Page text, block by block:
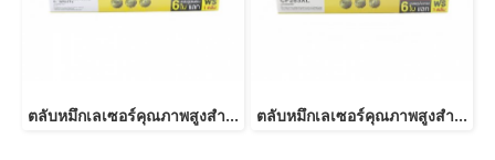
ตลับหมึกเลเซอร์คุณภาพสูงสำหรับ HP และ Canon รุ่น CE285A/CB435ACanon 325/312/313/125/712/713/725-JUMBO ตลับหมึกเลเซอร์คุณภาพสูงสำหรับ HP และ Canon รุ่น CF283A JUMBO